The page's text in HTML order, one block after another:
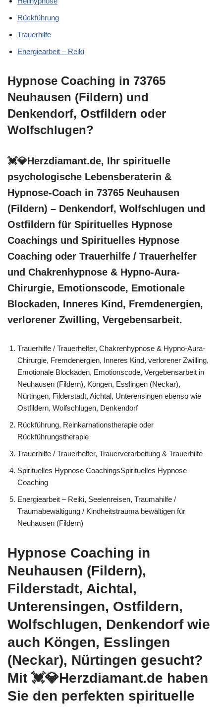
Rückführung
Trauerhilfe
Energiearbeit – Reiki
Hypnose Coaching in 73765
Neuhausen (Fildern) und
Denkendorf, Ostfildern oder
Wolfschlugen?
💓️💎Herzdiamant.de, Ihr spirituelle
psychologische Lebensberaterin &
Hypnose-Coach in 73765 Neuhausen
(Fildern) – Denkendorf, Wolfschlugen und
Ostfildern für Spirituelles Hypnose
Coachings und Spirituelles Hypnose
Coaching oder Trauerhilfe / Trauerhelfer
und Chakrenhypnose & Hypno-Aura-
Chirurgie, Emotionscode, Emotionale
Blockaden, Inneres Kind, Fremdenergien,
verlorener Zwilling, Vergebensarbeit.
Trauerhilfe / Trauerhelfer, Chakrenhypnose & Hypno-Aura-
Chirurgie, Fremdenergien, Inneres Kind, verlorener Zwilling,
Emotionale Blockaden, Emotionscode, Vergebensarbeit in
Neuhausen (Fildern), Köngen, Esslingen (Neckar),
Nürtingen, Filderstadt, Aichtal, Unterensingen ebenso wie
Ostfildern, Wolfschlugen, Denkendorf
Rückführung, Reinkarnationstherapie oder
Rückführungstherapie
Trauerhilfe / Trauerhelfer, Trauerverarbeitung & Trauerhilfe
Spirituelles Hypnose CoachingsSpirituelles Hypnose
Coaching
Energiearbeit – Reiki, Seelenreisen, Traumahilfe /
Traumabewältigung / Kindheitstrauma bewältigen für
Neuhausen (Fildern)
Hypnose Coaching in
Neuhausen (Fildern),
Filderstadt, Aichtal,
Unterensingen, Ostfildern,
Wolfschlugen, Denkendorf wie
auch Köngen, Esslingen
(Neckar), Nürtingen gesucht?
Mit 💓️💎Herzdiamant.de haben
Sie den perfekten spirituelle